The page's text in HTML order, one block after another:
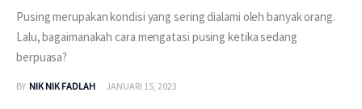
Pusing merupakan kondisi yang sering dialami oleh banyak orang.
Lalu, bagaimanakah cara mengatasi pusing ketika sedang
berpuasa?
BY NIK NIK FADLAH JANUARI 15, 2023